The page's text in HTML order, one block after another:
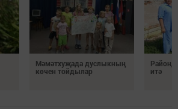
Мәмәтхуҗада дуслыкның
көчен тойдылар
итә